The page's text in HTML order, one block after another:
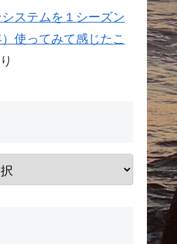
ステムを１シーズン
）使ってみて感じたこ